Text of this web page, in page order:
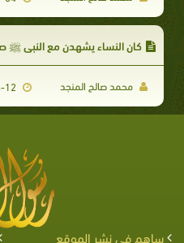
كان النساء يشهدن مع النبي ﷺ
محمد صالح المنجد
ساهم في نشر الموقع